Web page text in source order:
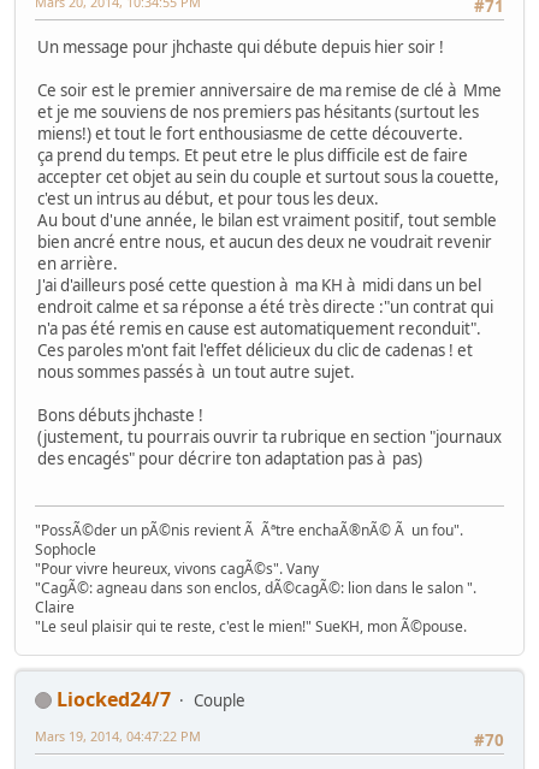
#71
Un message pour jhchaste qui débute depuis hier soir !
Ce soir est le premier anniversaire de ma remise de clé à Mme
et je me souviens de nos premiers pas hésitants (surtout les
miens!) et tout le fort enthousiasme de cette découverte.
ça prend du temps. Et peut etre le plus difficile est de faire
accepter cet objet au sein du couple et surtout sous la couette,
c'est un intrus au début, et pour tous les deux.
Au bout d'une année, le bilan est vraiment positif, tout semble
bien ancré entre nous, et aucun des deux ne voudrait revenir
en arrière.
J'ai d'ailleurs posé cette question à ma KH à midi dans un bel
endroit calme et sa réponse a été très directe :"un contrat qui
n'a pas été remis en cause est automatiquement reconduit".
Ces paroles m'ont fait l'effet délicieux du clic de cadenas ! et
nous sommes passés à un tout autre sujet.
Bons débuts jhchaste !
(justement, tu pourrais ouvrir ta rubrique en section "journaux
des encagés" pour décrire ton adaptation pas à pas)
"PossÃ©der un pÃ©nis revient Ã Ãªtre enchaÃ®nÃ© Ã un fou".
Sophocle
"Pour vivre heureux, vivons cagÃ©s". Vany
"CagÃ©: agneau dans son enclos, dÃ©cagÃ©: lion dans le salon ".
Claire
"Le seul plaisir qui te reste, c'est le mien!" SueKH, mon Ã©pouse.
Liocked24/7
Couple
#70
Mars 19, 2014, 04:47:22 PM